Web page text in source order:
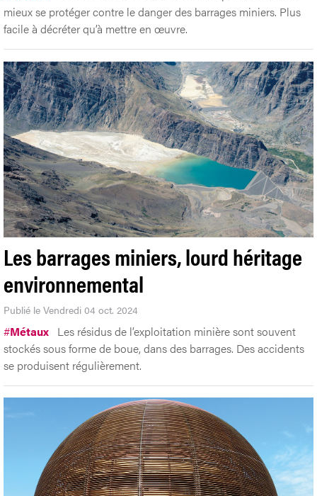
mieux se protéger contre le danger des barrages miniers. Plus
facile à décréter qu’à mettre en œuvre.
Les barrages miniers, lourd héritage
environnemental
Publié le Vendredi 04 oct. 2024
#Métaux Les résidus de l’exploitation minière sont souvent
stockés sous forme de boue, dans des barrages. Des accidents
se produisent régulièrement.